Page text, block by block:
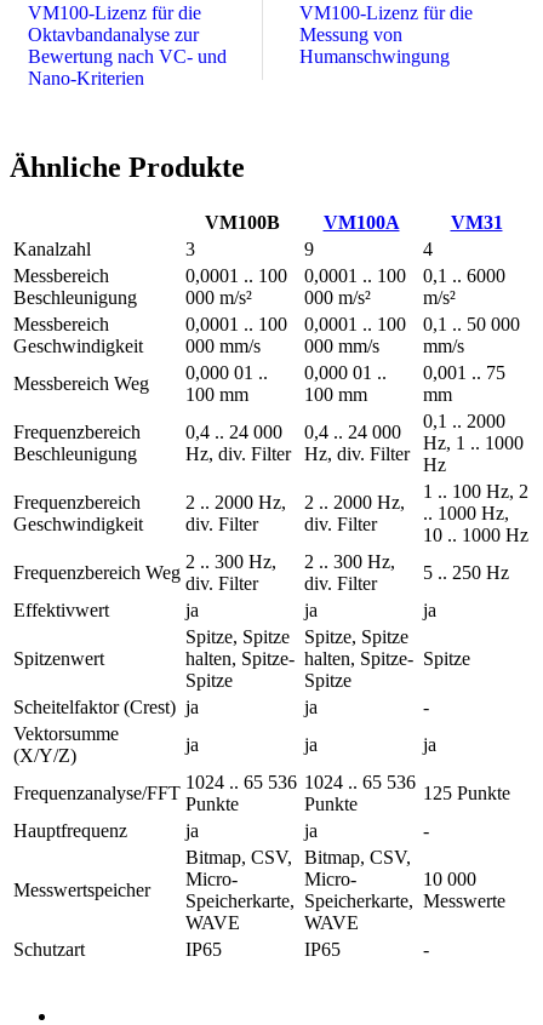
VM100-Lizenz für die
Oktavbandanalyse zur
Bewertung nach VC- und
Nano-Kriterien
VM100-Lizenz für die
Messung von
Humanschwingung
Ähnliche Produkte
VM100B VM100A
VM31
Kanalzahl
3 9
4
Messbereich
Beschleunigung
0,0001 .. 100
000 m/s²
0,0001 .. 100
000 m/s²
0,1 .. 6000
m/s²
Messbereich
Geschwindigkeit
0,0001 .. 100
000 mm/s
0,0001 .. 100
000 mm/s
0,1 .. 50 000
mm/s
Messbereich Weg
0,000 01 ..
100 mm
0,000 01 ..
100 mm
0,001 .. 75
mm
Frequenzbereich
Beschleunigung
0,4 .. 24 000
Hz, div. Filter
0,4 .. 24 000
Hz, div. Filter
0,1 .. 2000
Hz, 1 .. 1000
Hz
Frequenzbereich
Geschwindigkeit
2 .. 2000 Hz,
div. Filter
2 .. 2000 Hz,
div. Filter
1 .. 100 Hz, 2
.. 1000 Hz,
10 .. 1000 Hz
Frequenzbereich Weg
2 .. 300 Hz,
div. Filter
2 .. 300 Hz,
div. Filter
5 .. 250 Hz
Effektivwert
ja ja ja
Spitzenwert
Spitze, Spitze
halten, Spitze-
Spitze
Spitze, Spitze
halten, Spitze-
Spitze
Spitze
Scheitelfaktor (Crest) ja ja
-
Vektorsumme
(X/Y/Z)
ja ja ja
Frequenzanalyse/FFT
1024 .. 65 536
Punkte
1024 .. 65 536
Punkte
125 Punkte
Hauptfrequenz
ja ja -
Messwertspeicher
Bitmap, CSV,
Micro-
Speicherkarte,
WAVE
Bitmap, CSV,
Micro-
Speicherkarte,
WAVE
10 000
Messwerte
Schutzart IP65 IP65 -